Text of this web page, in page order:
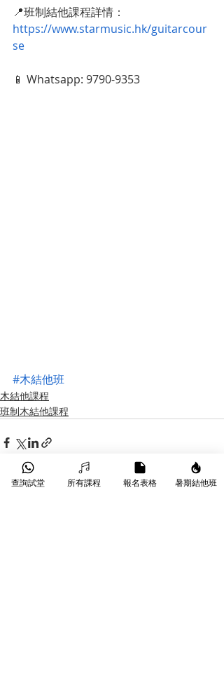
📍班制結他課程詳情：
https://www.starmusic.hk/guitarcour
se
📱 Whatsapp: 9790-9353
#木結他班
木結他課程
班制木結他課程
查詢試堂 所有課程 報名表格 暑期結他班